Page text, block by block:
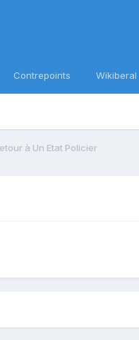
Contrepoints Wikiberal
à Un Etat Policier